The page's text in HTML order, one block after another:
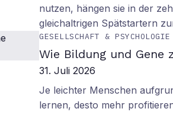
nutzen, hängen sie in der
gleichaltrigen Spätstartern
GESELLSCHAFT & PSYCHOLOGIE
Wie Bildung und Gene
31. Juli 2026
Je leichter Menschen
lernen, desto mehr